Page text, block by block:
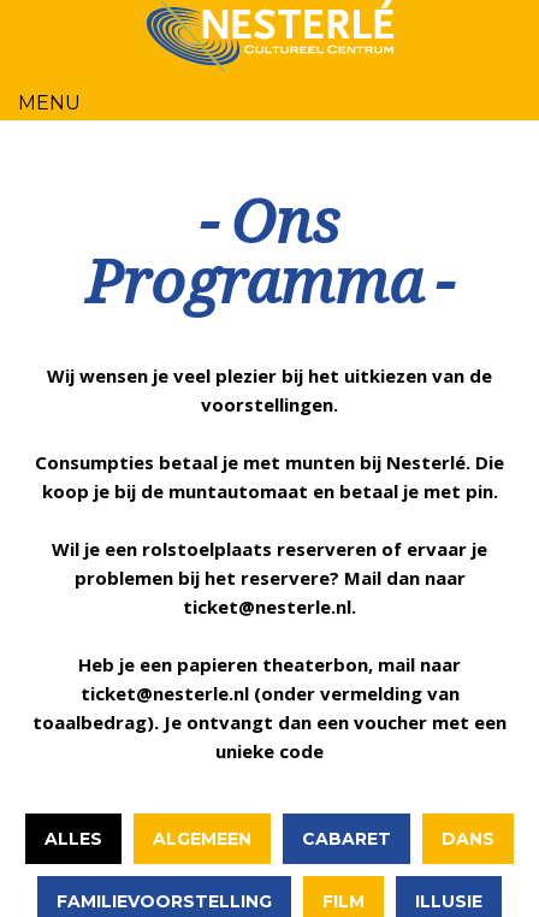
MENU
Ons
Programma
Wij wensen je veel plezier bij het uitkiezen van de
voorstellingen.
Consumpties betaal je met munten bij Nesterlé. Die
koop je bij de muntautomaat en betaal je met pin.
Wil je een rolstoelplaats reserveren of ervaar je
problemen bij het reservere? Mail dan naar
ticket@nesterle.nl.
Heb je een papieren theaterbon, mail naar
ticket@nesterle.nl (onder vermelding van
toaalbedrag). Je ontvangt dan een voucher met een
unieke code
ALLES ALGEMEEN CABARET DANS
FAMILIEVOORSTELLING FILM ILLUSIE